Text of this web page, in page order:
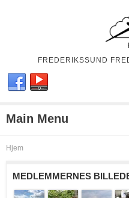
FREDERIKSSUND
Main Menu
Hjem
MEDLEMMERNES